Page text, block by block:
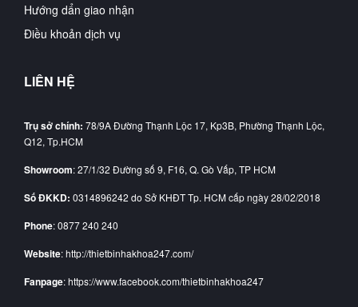
Hướng dẩn giao nhận
Điều khoản dịch vụ
LIÊN HỆ
Trụ sở chính: 78/9A Đường Thạnh Lộc 17, Kp3B, Phường Thạnh Lộc,
Q12, Tp.HCM
Showroom: 27/1/32 Đường số 9, F16, Q. Gò Vấp, TP HCM
Số ĐKKD: 0314896242 do Sở KHĐT Tp. HCM cấp ngày 28/02/2018
Phone: 0877 240 240
Website: http://thietbinhakhoa247.com/
Fanpage: https://www.facebook.com/thietbinhakhoa247